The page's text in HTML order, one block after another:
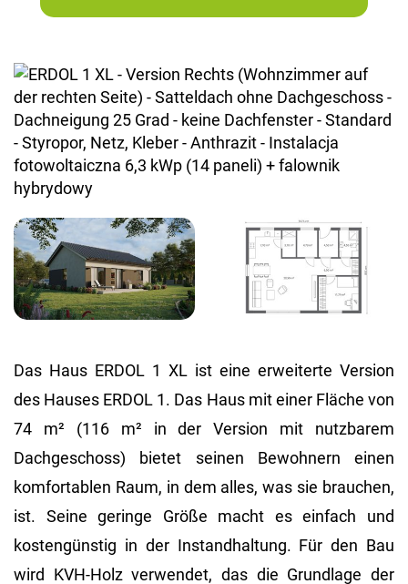
Das Haus ERDOL 1 XL ist eine erweiterte Version
des Hauses ERDOL 1. Das Haus mit einer Fläche von
74 m² (116 m² in der Version mit nutzbarem
Dachgeschoss) bietet seinen Bewohnern einen
komfortablen Raum, in dem alles, was sie brauchen,
ist. Seine geringe Größe macht es einfach und
kostengünstig in der Instandhaltung. Für den Bau
wird KVH-Holz verwendet, das die Grundlage der